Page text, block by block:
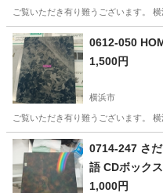
ご覧いただき有り難うございます。
神奈川 横浜市 0612-050
1,500円
横浜市
ご覧いただき有り難うございます。
神奈川 横浜市 0714-247 さ
語 CDボックス
1,000円